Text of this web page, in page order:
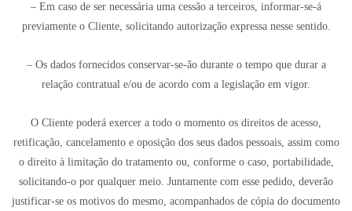
– Em caso de ser necessária uma cessão a terceiros, informar-se-á
previamente o Cliente, solicitando autorização expressa nesse sentido.
– Os dados fornecidos conservar-se-ão durante o tempo que durar a
relação contratual e/ou de acordo com a legislação em vigor.
O Cliente poderá exercer a todo o momento os direitos de acesso,
retificação, cancelamento e oposição dos seus dados pessoais, assim como
o direito à limitação do tratamento ou, conforme o caso, portabilidade,
solicitando-o por qualquer meio. Juntamente com esse pedido, deverão
justificar-se os motivos do mesmo, acompanhados de cópia do documento